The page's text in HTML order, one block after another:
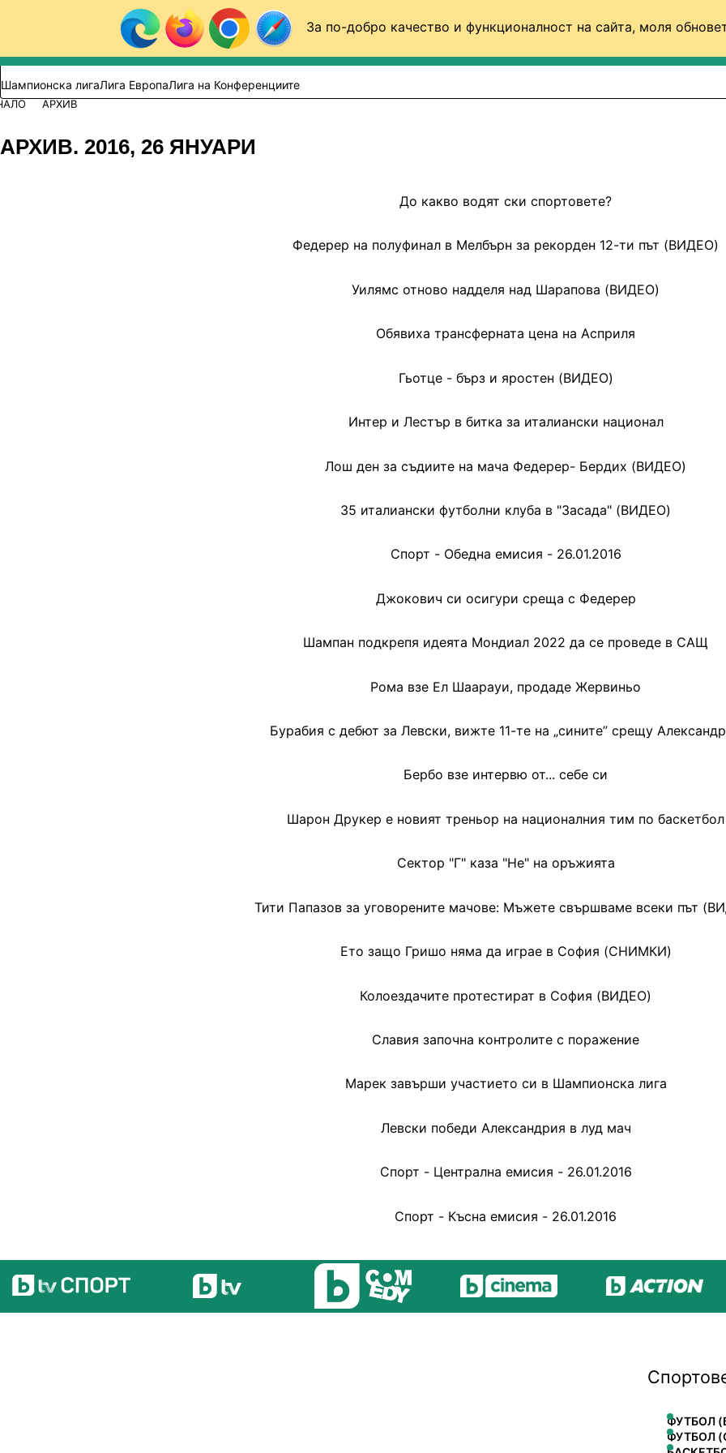
За по-добро качество и функционалност на сайта, моля
Към съдържанието
Търси в сайта
ВИДЕО ФУТБОЛ (БГ)
Шампионска лигаЛига ЕвропаЛига на Конференциите
АРХИВ
АРХИВ. 2016, 26 ЯНУАРИ
До какво водят ски спортовете?
Федерер на полуфинал в Мелбърн за рекорден 12-ти път (ВИДЕО)
Уилямс отново надделя над Шарапова (ВИДЕО)
Обявиха трансферната цена на Асприля
Гьотце - бърз и яростен (ВИДЕО)
Интер и Лестър в битка за италиански национал
Лош ден за съдиите на мача Федерер- Бердих (ВИДЕО)
35 италиански футболни клуба в "Засада" (ВИДЕО)
Спорт - Обедна емисия - 26.01.2016
Джокович си осигури среща с Федерер
Шампан подкрепя идеята Мондиал 2022 да се проведе в САЩ
Рома взе Ел Шаарауи, продаде Жервиньо
Бурабия с дебют за Левски, вижте 11-те на „сините” срещу
Бербо взе интервю от... себе си
Шарон Друкер е новият треньор на националния тим по баскетбол
Сектор "Г" каза "Не" на оръжията
Тити Папазов за уговорените мачове: Мъжете свършваме всеки път
Ето защо Гришо няма да играе в София (СНИМКИ)
Колоездачите протестират в София (ВИДЕО)
Славия започна контролите с поражение
Марек завърши участието си в Шампионска лига
Левски победи Александрия в луд мач
Спорт - Централна емисия - 26.01.2016
Спорт - Късна емисия - 26.01.2016
ФУТБОЛ
ФУТБОЛ